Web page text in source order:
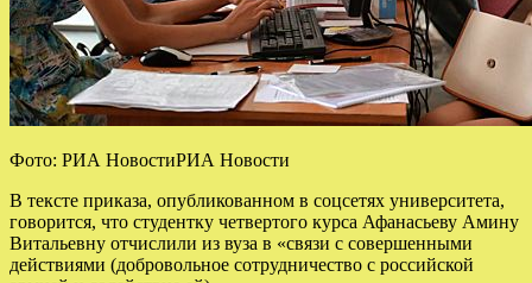
Фото: РИА НовостиРИА Новости
В тексте приказа, опубликованном в соцсетях университета,
говорится, что студентку четвертого курса Афанасьеву Амину
Витальевну отчислили из вуза в «связи с совершенными
действиями (добровольное сотрудничество с российской